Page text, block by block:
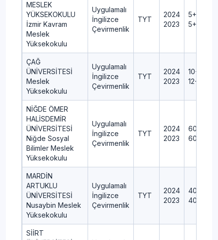
MESLEK
YÜKSEKOKULU
İzmir Kavram
Meslek
Yüksekokulu
Uygulamalı
İngilizce
Çevirmenlik
TYT
2024
2023
ÇAĞ
ÜNİVERSİTESİ
Meslek
Yüksekokulu
Uygulamalı
İngilizce
Çevirmenlik
TYT
2024
2023
NİĞDE ÖMER
HALİSDEMİR
ÜNİVERSİTESİ
Niğde Sosyal
Bilimler Meslek
Yüksekokulu
Uygulamalı
İngilizce
Çevirmenlik
TYT
2024
2023
MARDİN
ARTUKLU
ÜNİVERSİTESİ
Nusaybin Meslek
Yüksekokulu
Uygulamalı
İngilizce
Çevirmenlik
TYT
2024
2023
SİİRT